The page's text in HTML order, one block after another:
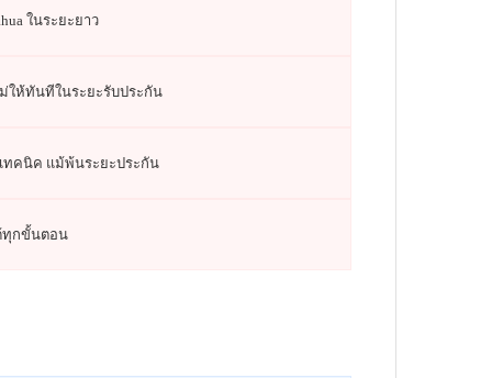
ในระยะยาว
ให้ทันทีในระยะรับประกัน
ทคนิค แม้พ้นระยะประกัน
ทุกขั้นตอน